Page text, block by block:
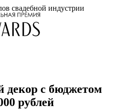
свадебной индустрии
с бюджетом
рублей